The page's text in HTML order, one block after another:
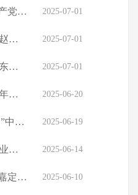
2025-07-01
“融耀同行”庆祝中国共产党成立104周年主题集会举行
2025-07-01
计算机科学与技术学院赵生捷团队以绝对优势斩获全球第一，实现“...
2025-07-01
通行更便利！嘉定校区东北区域新门岗开通
2025-06-20
嘉定校区联席工作2025年第4次会议召开
2025-06-19
“同济118载 墨彩绘嘉园”中国画教师研修班绘画作品展揭幕
2025-06-14
直击同济大学2025届毕业典礼！不说再见！
2025-06-10
“蒋玄佁著述艺术展”在嘉定校区弘文之星阅读专区揭幕